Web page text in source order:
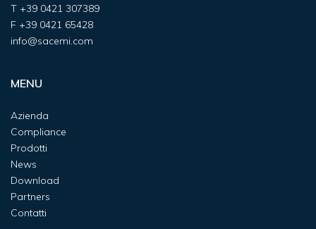
T +39 0421 307389
F +39 0421 65428
info@sacemi.com
MENU
Azienda
Compliance
Prodotti
News
Download
Partners
Contatti